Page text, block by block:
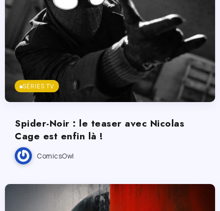
SÉRIES TV
Spider-Noir : le teaser avec Nicolas
Cage est enfin là !
ComicsOwl